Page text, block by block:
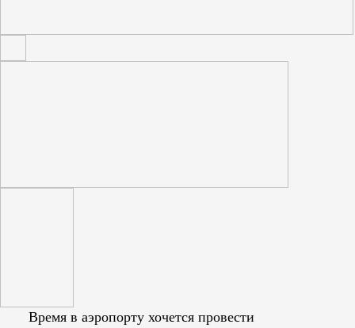
Время в аэропорту хочется провести